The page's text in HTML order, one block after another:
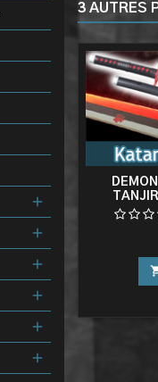
3 AUTRES